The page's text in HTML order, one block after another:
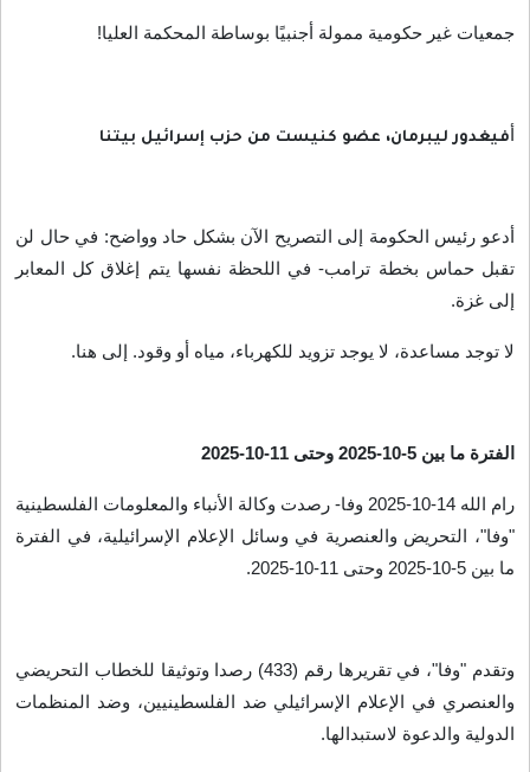
جمعيات غير حكومية ممولة أجنبيًا بوساطة المحكمة العليا!
فيغدور ليبرمان، عضو كنيست من حزب إسرائيل بيتنا
أدعو رئيس الحكومة إلى التصريح الآن بشكل حاد وواضح: في حال لن
تقبل حماس بخطة ترامب- في اللحظة نفسها يتم إغلاق كل المعابر
إلى غزة.
لا توجد مساعدة، لا يوجد تزويد للكهرباء، مياه أو وقود. إلى هنا.
الفترة ما بين 5-10-2025 وحتى 11-10-2025
رام الله 14-10-2025 وفا- رصدت وكالة الأنباء والمعلومات الفلسطينية
"وفا"، التحريض والعنصرية في وسائل الإعلام الإسرائيلية، في الفترة
ما بين 5-10-2025 وحتى 11-10-2025
.
وتقدم "وفا"، في تقريرها رقم (433) رصدا وتوثيقا للخطاب التحريضي
والعنصري في الإعلام الإسرائيلي ضد الفلسطينيين، وضد المنظمات
الدولية والدعوة لاستبدالها.